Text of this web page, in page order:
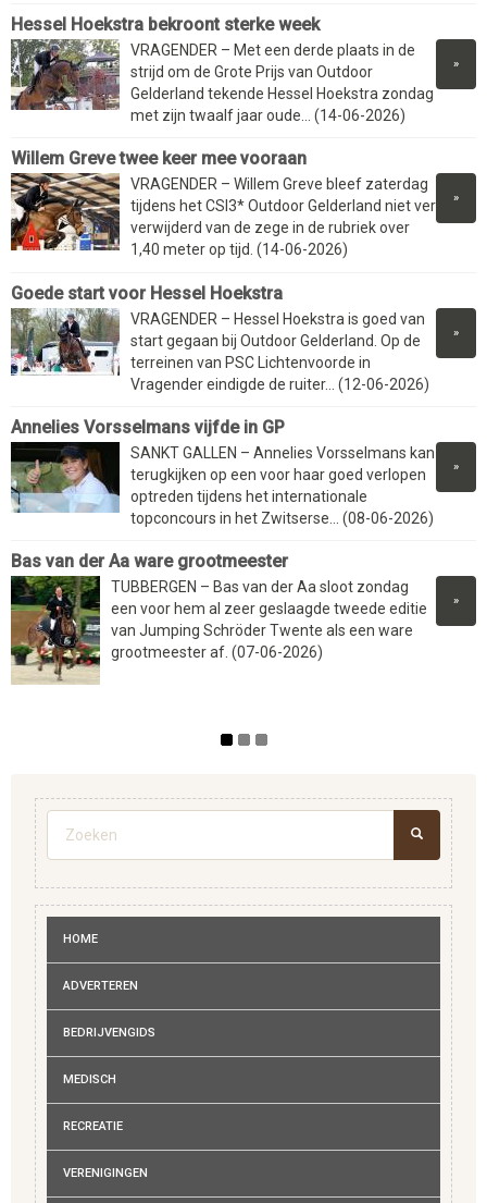
Hessel Hoekstra bekroont sterke week
»
VRAGENDER – Met een derde plaats in de
strijd om de Grote Prijs van Outdoor
Gelderland tekende Hessel Hoekstra zondag
met zijn twaalf jaar oude... (14-06-2026)
Willem Greve twee keer mee vooraan
»
VRAGENDER – Willem Greve bleef zaterdag
tijdens het CSI3* Outdoor Gelderland niet ver
verwijderd van de zege in de rubriek over
1,40 meter op tijd. (14-06-2026)
Goede start voor Hessel Hoekstra
»
VRAGENDER – Hessel Hoekstra is goed van
start gegaan bij Outdoor Gelderland. Op de
terreinen van PSC Lichtenvoorde in
Vragender eindigde de ruiter... (12-06-2026)
Annelies Vorsselmans vijfde in GP
»
SANKT GALLEN – Annelies Vorsselmans kan
terugkijken op een voor haar goed verlopen
optreden tijdens het internationale
topconcours in het Zwitserse... (08-06-2026)
Bas van der Aa ware grootmeester
»
TUBBERGEN – Bas van der Aa sloot zondag
een voor hem al zeer geslaagde tweede editie
van Jumping Schröder Twente als een ware
grootmeester af. (07-06-2026)
Zoekveld
HOME
ADVERTEREN
BEDRIJVENGIDS
MEDISCH
RECREATIE
VERENIGINGEN